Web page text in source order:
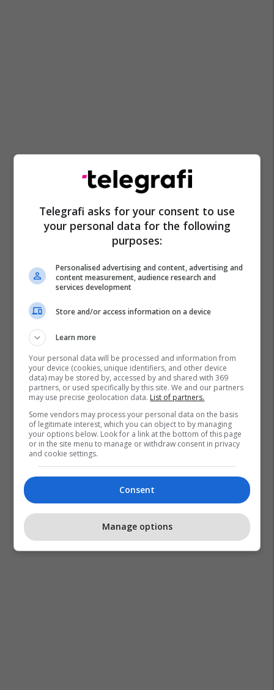
Ilustrim Iluzion Optik
Telegrafi asks for your consent to use
your personal data for the following
purposes:
Personalised advertising and content, advertising and
content measurement, audience research and
services development
Store and/or access information on a device
Learn more
Your personal data will be processed and information from
your device (cookies, unique identifiers, and other device
data) may be stored by, accessed by and shared with 369
partners, or used specifically by this site. We and our partners
may use precise geolocation data. List of partners.
Some vendors may process your personal data on the basis
of legitimate interest, which you can object to by managing
your options below. Look for a link at the bottom of this page
or in the site menu to manage or withdraw consent in privacy
and cookie settings.
Consent
Manage options